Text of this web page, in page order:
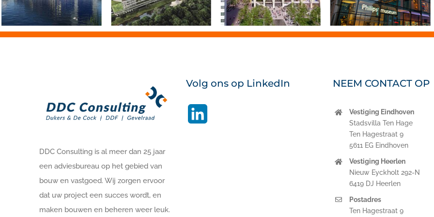
DDC Consulting is al meer dan 25 jaar
een adviesbureau op het gebied van
bouw en vastgoed. Wij zorgen ervoor
dat uw project een succes wordt, en
maken bouwen en beheren weer leuk.
Volg ons op LinkedIn NEEM CONTACT OP
Vestiging Eindhoven
Stadsvilla Ten Hage
Ten Hagestraat 9
5611 EG Eindhoven
Vestiging Heerlen
Nieuw Eyckholt 292-N
6419 DJ Heerlen
Postadres
Ten Hagestraat 9